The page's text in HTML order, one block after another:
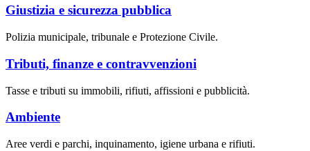
Giustizia e sicurezza pubblica
Polizia municipale, tribunale e Protezione Civile.
Tributi, finanze e contravvenzioni
Tasse e tributi su immobili, rifiuti, affissioni e pubblicità.
Ambiente
Aree verdi e parchi, inquinamento, igiene urbana e rifiuti.